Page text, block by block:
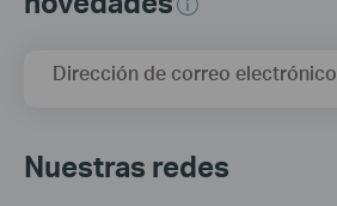
Dirección de correo electrónico
Nuestras redes